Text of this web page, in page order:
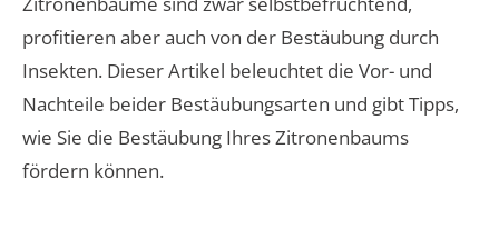
profitieren aber auch von der Bestäubung durch
Insekten. Dieser Artikel beleuchtet die Vor- und
Nachteile beider Bestäubungsarten und gibt Tipps,
wie Sie die Bestäubung Ihres Zitronenbaums
fördern können.